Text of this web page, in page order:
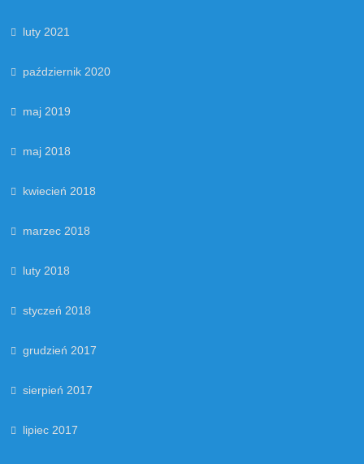
luty 2021
październik 2020
maj 2019
maj 2018
kwiecień 2018
marzec 2018
luty 2018
styczeń 2018
grudzień 2017
sierpień 2017
lipiec 2017